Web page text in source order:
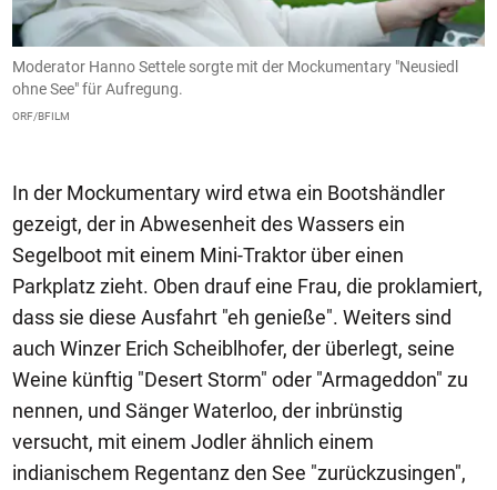
Moderator Hanno Settele sorgte mit der Mockumentary "Neusiedl
ohne See" für Aufregung.
ORF/BFILM
In der Mockumentary wird etwa ein Bootshändler
gezeigt, der in Abwesenheit des Wassers ein
Segelboot mit einem Mini-Traktor über einen
Parkplatz zieht. Oben drauf eine Frau, die proklamiert,
dass sie diese Ausfahrt "eh genieße". Weiters sind
auch Winzer Erich Scheiblhofer, der überlegt, seine
Weine künftig "Desert Storm" oder "Armageddon" zu
nennen, und Sänger Waterloo, der inbrünstig
versucht, mit einem Jodler ähnlich einem
indianischem Regentanz den See "zurückzusingen",